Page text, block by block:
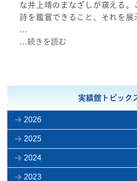
な井上靖のまなざしが窺える。
詩を鑑賞できること、それを展
…
…続きを読む
実績館トピック
2026
2025
2024
2023